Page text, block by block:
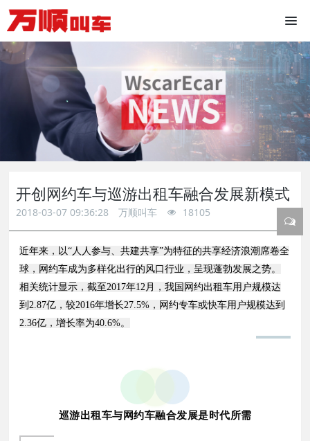
开创网约车与巡游出租车融合发展新模式
2018-03-07 09:36:28 万顺叫车 18105
近年来，以“人人参与、共建共享”为特征的共享经济浪潮席卷全
球，网约车成为多样化出行的风口行业，呈现蓬勃发展之势。
相关统计显示，截至2017年12月，我国网约出租车用户规模达
到2.87亿，较2016年增长27.5%，网约专车或快车用户规模达到
2.36亿，增长率为40.6%。
巡游出租车与网约车融合发展是时代所需